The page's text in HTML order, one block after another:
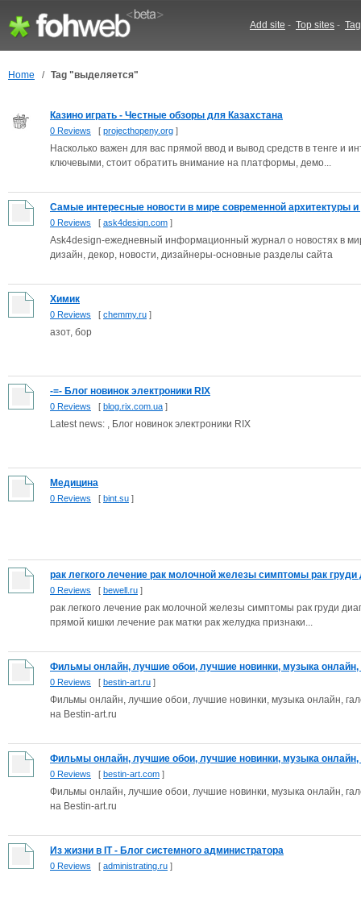
Add site - Top sites -
Home / Tag "выделяется"
Казино играть - Честные обзоры для Казахстана
0 Reviews [ projecthopeny.org ]
Насколько важен для вас прямой ввод и вывод средств в тенге и
ключевыми, стоит обратить внимание на платформы, демо...
Cамые интересные новости в мире современной архитектуры и
0 Reviews [ ask4design.com ]
Ask4design-ежедневный информационный журнал о новостях в
дизайн, декор, новости, дизайнеры-основные разделы сайта
Химик
0 Reviews [ chemmy.ru ]
азот, бор
-=- Блог новинок электроники RIX
0 Reviews [ blog.rix.com.ua ]
Latest news: , Блог новинок электроники RIX
Медицина
0 Reviews [ bint.su ]
рак легкого лечение рак молочной железы симптомы рак груди
0 Reviews [ bewell.ru ]
рак легкого лечение рак молочной железы симптомы рак груди
прямой кишки лечение рак матки рак желудка признаки...
Фильмы онлайн, лучшие обои, лучшие новинки, музыка онлайн,
0 Reviews [ bestin-art.ru ]
Фильмы онлайн, лучшие обои, лучшие новинки, музыка онлайн,
на Bestin-art.ru
Фильмы онлайн, лучшие обои, лучшие новинки, музыка онлайн,
0 Reviews [ bestin-art.com ]
Фильмы онлайн, лучшие обои, лучшие новинки, музыка онлайн,
на Bestin-art.ru
Из жизни в IT - Блог системного администратора
0 Reviews [ administrating.ru ]